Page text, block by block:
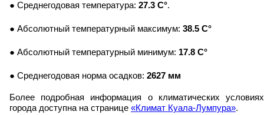
● Среднегодовая температура: 27.3 C°.
● Абсолютный температурный максимум: 38.5 C°
● Абсолютный температурный минимум: 17.8 C°
● Среднегодовая норма осадков: 2627 мм
Более подробная информация о климатических условиях
города доступна на странице «Климат Куала-Лумпура».